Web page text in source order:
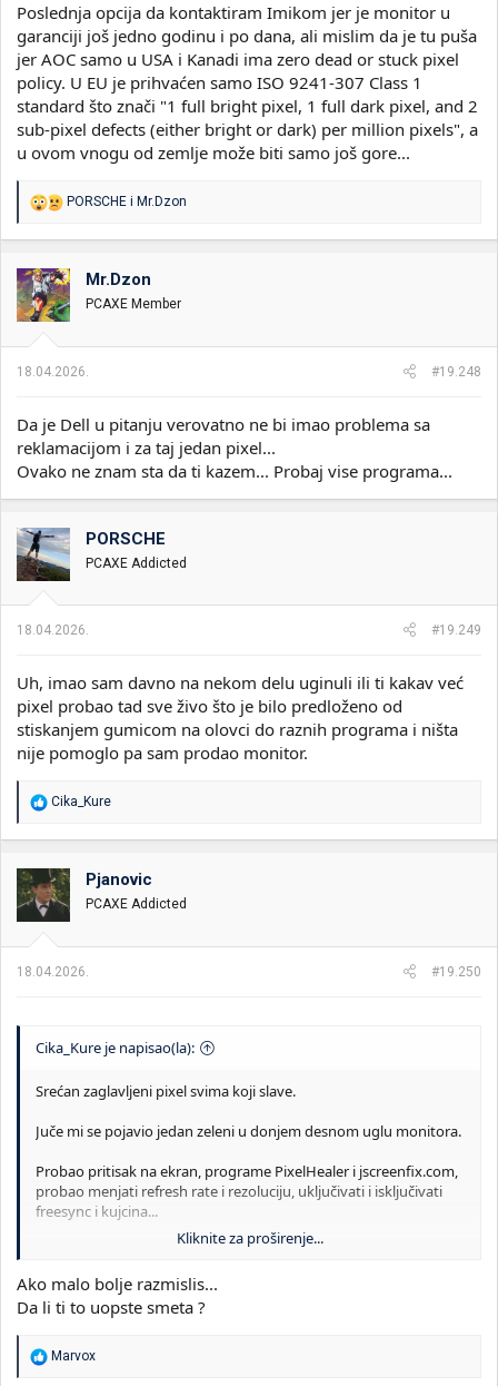
Poslednja opcija da kontaktiram Imikom jer je monitor u
garanciji još jedno godinu i po dana, ali mislim da je tu puša
jer AOC samo u USA i Kanadi ima zero dead or stuck pixel
policy. U EU je prihvaćen samo ISO 9241-307 Class 1
standard što znači "1 full bright pixel, 1 full dark pixel, and 2
sub-pixel defects (either bright or dark) per million pixels", a
u ovom vnogu od zemlje može biti samo još gore...
R
a
o
v
a
n
j
:
PORSCHE i Mr.Dzon
Mr.Dzon
PCAXE Member
18.04.2026. #19.248
Da je Dell u pitanju verovatno ne bi imao problema sa
reklamacijom i za taj jedan pixel...
Ovako ne znam sta da ti kazem... Probaj vise programa...
PORSCHE
PCAXE Addicted
18.04.2026. #19.249
Uh, imao sam davno na nekom delu uginuli ili ti kakav već
pixel probao tad sve živo što je bilo predloženo od
stiskanjem gumicom na olovci do raznih programa i ništa
nije pomoglo pa sam prodao monitor.
R
a
o
v
a
n
:
Cika_Kure
Pjanovic
PCAXE Addicted
18.04.2026. #19.250
Cika_Kure je napisao(la):
Srećan zaglavljeni pixel svima koji slave.
Juče mi se pojavio jedan zeleni u donjem desnom uglu monitora.
Probao pritisak na ekran, programe PixelHealer i jscreenfix.com,
probao menjati refresh rate i rezoluciju, uključivati i isključivati
freesync i kujcina...
Da li je neko imao problem zaglavljenog pixela i da li ga je rešio,
Poslednja opcija da kontaktiram Imikom jer je monitor u
AOC samo u USA i Kanadi ima zero dead or stuck pixel policy. U
EU je prihvaćen samo ISO 9241-307 Class 1 standard što znači "1
Kliknite za proširenje...
Ako malo bolje razmislis...
Da li ti to uopste smeta ?
RMarvox